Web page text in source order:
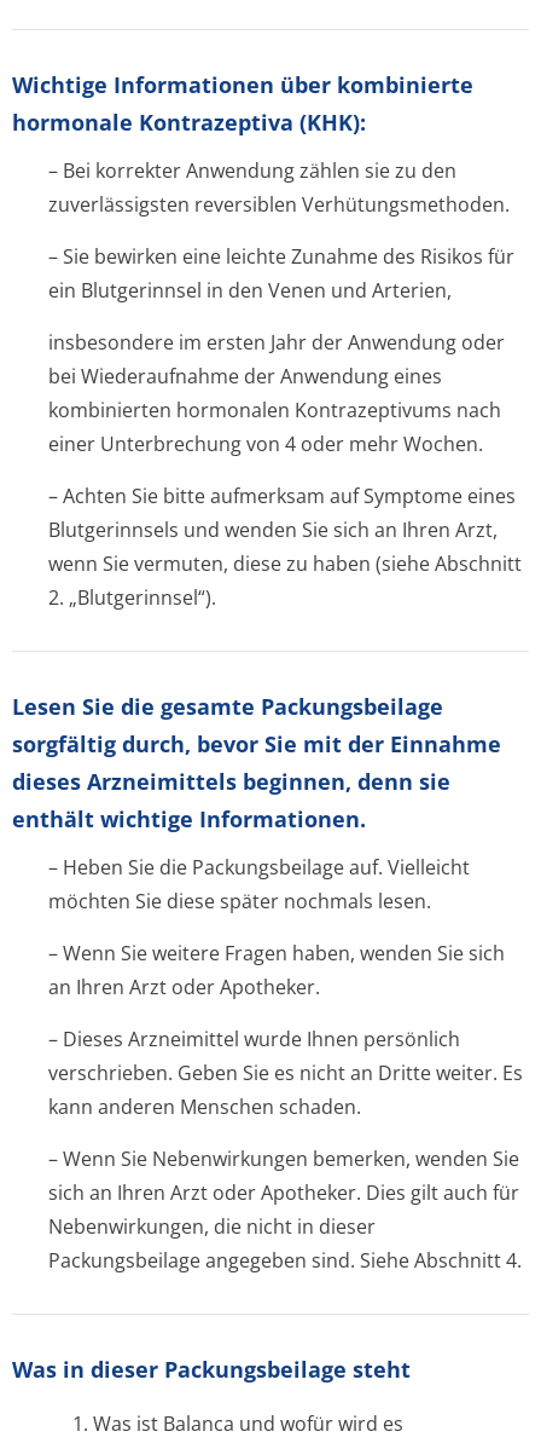
Wichtige Informationen über kombinierte
hormonale Kontrazeptiva (KHK):
– Bei korrekter Anwendung zählen sie zu den
zuverlässigsten reversiblen Verhütungsmethoden.
– Sie bewirken eine leichte Zunahme des Risikos für
ein Blutgerinnsel in den Venen und Arterien,
insbesondere im ersten Jahr der Anwendung oder
bei Wiederaufnahme der Anwendung eines
kombinierten hormonalen Kontrazeptivums nach
einer Unterbrechung von 4 oder mehr Wochen.
– Achten Sie bitte aufmerksam auf Symptome eines
Blutgerinnsels und wenden Sie sich an Ihren Arzt,
wenn Sie vermuten, diese zu haben (siehe Abschnitt
2. „Blutgerinnsel“).
Lesen Sie die gesamte Packungsbeilage
sorgfältig durch, bevor Sie mit der Einnahme
dieses Arzneimittels beginnen, denn sie
enthält wichtige Informationen.
– Heben Sie die Packungsbeilage auf. Vielleicht
möchten Sie diese später nochmals lesen.
– Wenn Sie weitere Fragen haben, wenden Sie sich
an Ihren Arzt oder Apotheker.
– Dieses Arzneimittel wurde Ihnen persönlich
verschrieben. Geben Sie es nicht an Dritte weiter. Es
kann anderen Menschen schaden.
– Wenn Sie Nebenwirkungen bemerken, wenden Sie
sich an Ihren Arzt oder Apotheker. Dies gilt auch für
Nebenwirkungen, die nicht in dieser
Packungsbeilage angegeben sind. Siehe Abschnitt 4.
Was in dieser Packungsbeilage steht
1. Was ist Balanca und wofür wird es